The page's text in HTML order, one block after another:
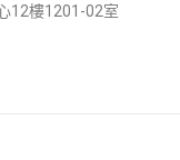
12樓1201-02室